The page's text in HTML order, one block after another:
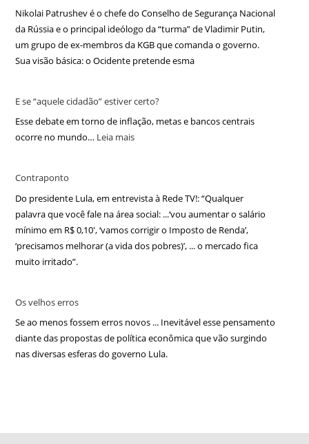
Nikolai Patrushev é o chefe do Conselho de Segurança Nacional
da Rússia e o principal ideólogo da “turma” de Vladimir Putin,
um grupo de ex-membros da KGB que comanda o governo.
Sua visão básica: o Ocidente pretende esma
E se “aquele cidadão” estiver certo?
Esse debate em torno de inflação, metas e bancos centrais
ocorre no mundo… Leia mais
Contraponto
Do presidente Lula, em entrevista à Rede TV!: “Qualquer
palavra que você fale na área social: ...‘vou aumentar o salário
mínimo em R$ 0,10′, ‘vamos corrigir o Imposto de Renda’,
‘precisamos melhorar (a vida dos pobres)’, ... o mercado fica
muito irritado”.
Os velhos erros
Se ao menos fossem erros novos ... Inevitável esse pensamento
diante das propostas de política econômica que vão surgindo
nas diversas esferas do governo Lula.